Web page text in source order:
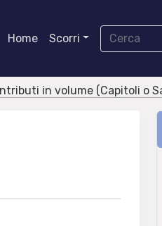
Home Scorri
in volume (Capitoli o